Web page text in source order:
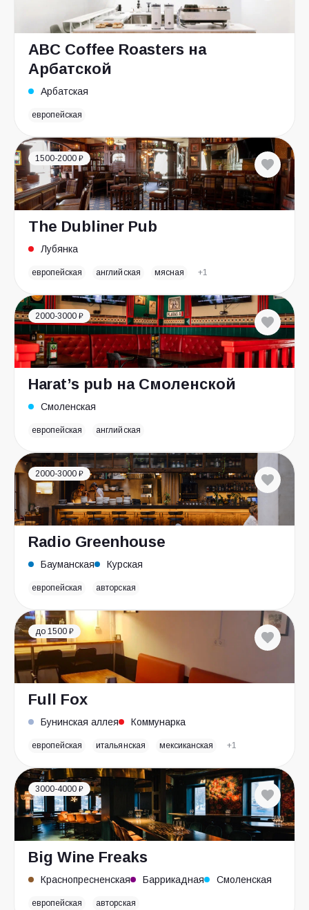
ABC Coffee Roasters на
Арбатской
Арбатская
европейская
1500-2000 ₽
The Dubliner Pub
Лубянка
европейская английская мясная +1
2000-3000 ₽
Harat’s pub на Смоленской
Смоленская
европейская английская
2000-3000 ₽
Radio Greenhouse
Бауманская Курская
европейская авторская
до 1500 ₽
Full Fox
Бунинская аллея Коммунарка
европейская итальянская мексиканская +1
3000-4000 ₽
Big Wine Freaks
Краснопресненская Баррикадная Смоленская
европейская авторская